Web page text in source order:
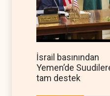
İsrail basınından
Yemen’de
tam destek